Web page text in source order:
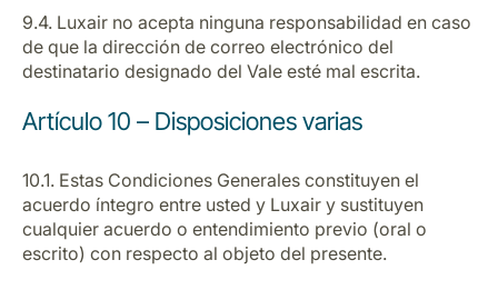
9.4. Luxair no acepta ninguna responsabilidad en caso
de que la dirección de correo electrónico del
destinatario designado del Vale esté mal escrita.
Artículo 10 – Disposiciones varias
10.1. Estas Condiciones Generales constituyen el
acuerdo íntegro entre usted y Luxair y sustituyen
cualquier acuerdo o entendimiento previo (oral o
escrito) con respecto al objeto del presente.